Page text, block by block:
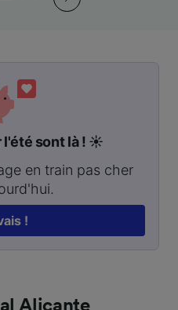
l'été sont là ! ☀️
en train pas cher
!
Alicante